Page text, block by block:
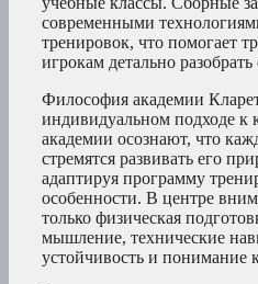
современными
тренировок, что помогает
игрокам детально
Философия академии
индивидуальном подходе к
академии осознают, что
стремятся развивать его
адаптируя программу
особенности. В центре
только физическая
мышление, технические
устойчивость и понимание